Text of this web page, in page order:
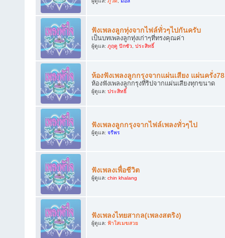
ฟังเพลงลูกทุ่งจากไฟล์ทั่วๆไปกันครับ
เป็นบทเพลงลูกทุ่งเก่าๆที่ทรงคุณค่า
ผู้ดูแล: ภูฤดู ปักซัว, ประสิทธิ์
ห้องฟังเพลงลูกกรุงจากแผ่นเสียง แผ่นครั่ง
ห้องฟังเพลงลูกกรุงที่ริปจากแผ่นเสียงทุกขนาด
ผู้ดูแล: ประสิทธิ์
ฟังเพลงลูกกรุงจากไฟล์เพลงทั่วๆไป
ผู้ดูแล: จรีพร
ฟังเพลงเพื่อชีวิต
ผู้ดูแล: chin khalang
ฟังเพลงไทยสากล(เพลงสตริง)
ผู้ดูแล: ฟ้าใสเมฆสวย